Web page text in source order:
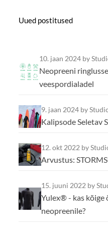
Uued postitused
10. jaan 2024 by
Neopreeni
veespordialadel
9. jaan 2024 by
Kalipsode Seletav
12. okt 2022 by
Arvustus:
15. juuni 2022 by
Yulex® - kas
neopreenile?